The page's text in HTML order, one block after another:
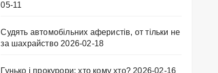
05-11
Судять автомобільних аферистів, от тільки не
за шахрайство 2026-02-18
Гунько і прокурори: хто кому хто? 2026-02-16